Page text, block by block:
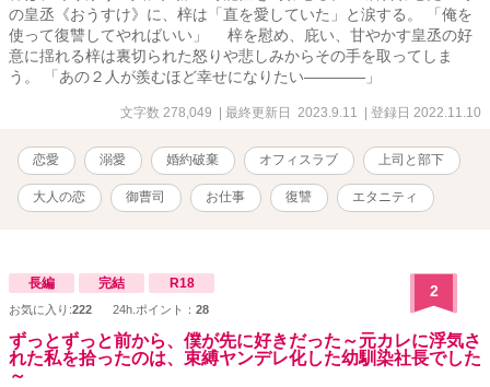
の皇丞《おうすけ》に、梓は「直を愛していた」と涙する。 「俺を
使って復讐してやればいい」 梓を慰め、庇い、甘やかす皇丞の好
意に揺れる梓は裏切られた怒りや悲しみからその手を取ってしま
う。 「あの２人が羨むほど幸せになりたい――――」
文字数 278,049 | 最終更新日 2023.9.11 | 登録日 2022.11.10
恋愛 溺愛 婚約破棄 オフィスラブ 上司と部下
大人の恋 御曹司 お仕事 復讐 エタニティ
長編 完結 R18
お気に入り:222 24h.ポイント： 28
2
ずっとずっと前から、僕が先に好きだった～元カレに浮気さ
れた私を拾ったのは、束縛ヤンデレ化した幼馴染社長でした
～